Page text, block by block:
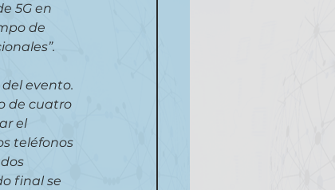
5G en
de
evento.
de cuatro
el
teléfonos
final se